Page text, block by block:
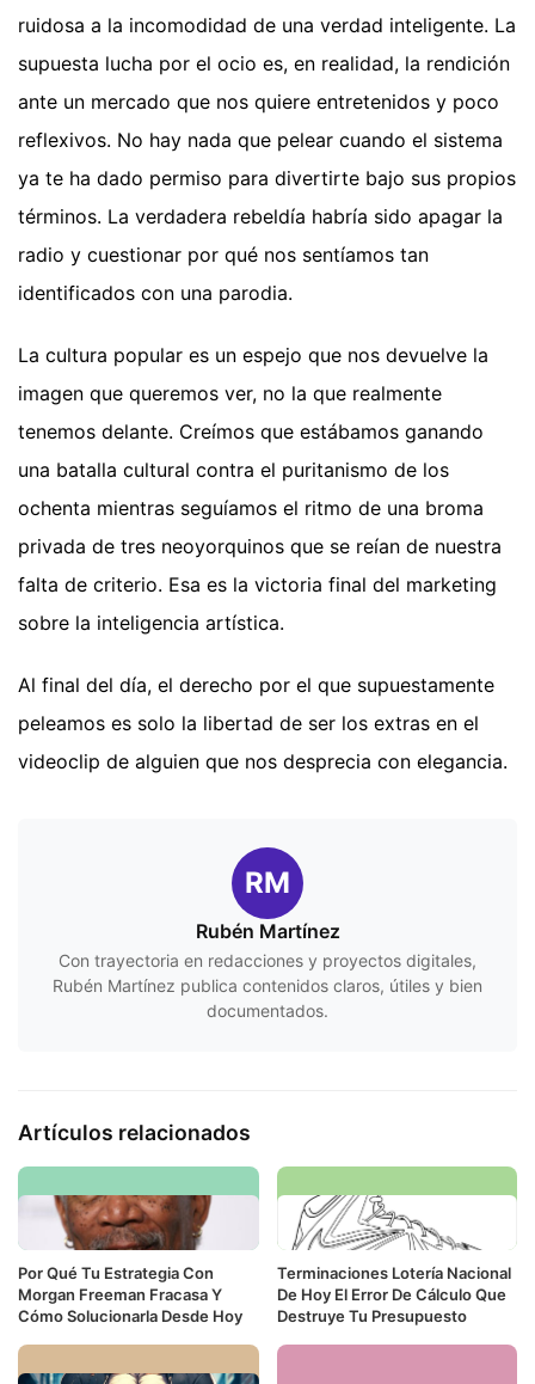
ruidosa a la incomodidad de una verdad inteligente. La
supuesta lucha por el ocio es, en realidad, la rendición
ante un mercado que nos quiere entretenidos y poco
reflexivos. No hay nada que pelear cuando el sistema
ya te ha dado permiso para divertirte bajo sus propios
términos. La verdadera rebeldía habría sido apagar la
radio y cuestionar por qué nos sentíamos tan
identificados con una parodia.
La cultura popular es un espejo que nos devuelve la
imagen que queremos ver, no la que realmente
tenemos delante. Creímos que estábamos ganando
una batalla cultural contra el puritanismo de los
ochenta mientras seguíamos el ritmo de una broma
privada de tres neoyorquinos que se reían de nuestra
falta de criterio. Esa es la victoria final del marketing
sobre la inteligencia artística.
Al final del día, el derecho por el que supuestamente
peleamos es solo la libertad de ser los extras en el
videoclip de alguien que nos desprecia con elegancia.
RM
Rubén Martínez
Con trayectoria en redacciones y proyectos digitales,
Rubén Martínez publica contenidos claros, útiles y bien
documentados.
Artículos relacionados
Por Qué Tu Estrategia Con
Morgan Freeman Fracasa Y
Cómo Solucionarla Desde Hoy
Terminaciones Lotería Nacional
De Hoy El Error De Cálculo Que
Destruye Tu Presupuesto